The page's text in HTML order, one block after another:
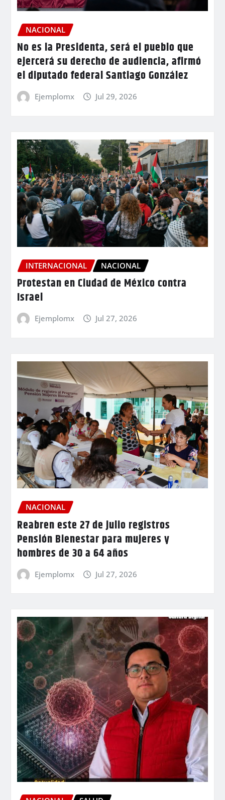
NACIONAL
No es la Presidenta, será el pueblo que
ejercerá su derecho de audiencia, afirmó
el diputado federal Santiago González
Ejemplomx Jul 29, 2026
INTERNACIONAL NACIONAL
Protestan en Ciudad de México contra
Israel
Ejemplomx Jul 27, 2026
NACIONAL
Reabren este 27 de julio registros
Pensión Bienestar para mujeres y
hombres de 30 a 64 años
Ejemplomx Jul 27, 2026